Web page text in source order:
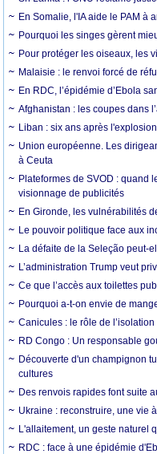
En Somalie, l'IA aide le PAM à
Pourquoi les singes gèrent
Pour protéger les oiseaux, les
Malaisie : le renvoi forcé de
En RDC, l’épidémie d’Ebola
Afghanistan : les coupes dans
Liban : six ans après
Union européenne. Les
à Ceuta
Plateformes de SVOD : quand
visionnage de publicités
En Gironde, les vulnérabilités
Le pouvoir politique face aux
La défaite de la Seleção peut-
L’administration Trump veut
Ce que l’accès aux toilettes
Pourquoi a-t-on envie de
Canicules : le rôle de
RD Congo : Un responsable
Découverte d'un champignon
cultures
Des renvois rapides font suite
Ukraine : reconstruire, une vie
L'allaitement, un geste naturel
RDC : face à une épidémie